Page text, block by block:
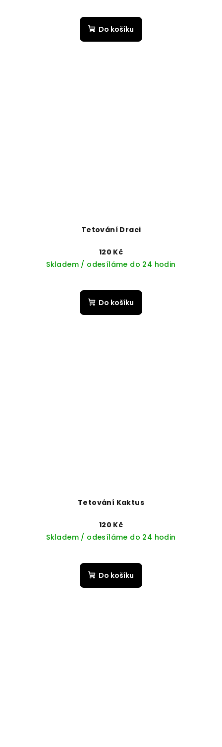
Do košíku
Tetování Draci
120 Kč
Skladem / odesíláme do 24 hodin
Do košíku
Tetování Kaktus
120 Kč
Skladem / odesíláme do 24 hodin
Do košíku